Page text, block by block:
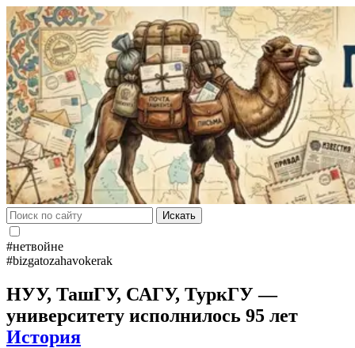
Искать
#нетвойне
#bizgatozahavokerak
НУУ, ТашГУ, САГУ, ТуркГУ —
университету исполнилось 95 лет
История